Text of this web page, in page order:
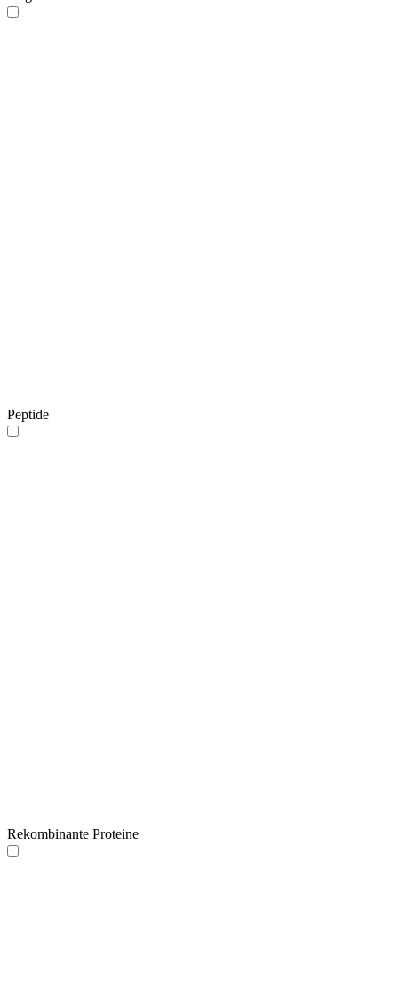
Peptide
Rekombinante Proteine